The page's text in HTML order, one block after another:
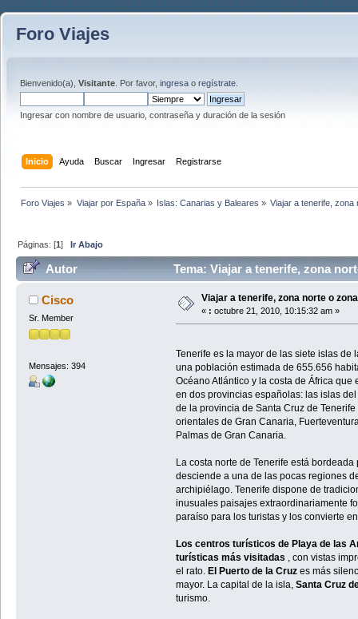
Foro Viajes
Bienvenido(a), Visitante . Por favor, ingresa o regístrate
Ingresar con nombre de usuario, contraseña y duración de la sesión
Inicio Ayuda Buscar Ingresar Registrarse
Foro Viajes » Viajar por España» Islas: Canarias y Baleares » Viajar a tenerife, zona
Páginas: [1]Ir Abajo
Autor Tema: Viajar a tenerife, zona
Cisco
Sr. Member
Mensajes: 394
Viajar a tenerife, zona norte o
« : octubre 21, 2010, 10:15:32 am »
Tenerife es la mayor de las siete islas de
una población estimada de 655.656
Océano Atlántico y la costa de África
en dos provincias españolas: las islas
de la provincia de Santa Cruz de
orientales de Gran Canaria,
Palmas de Gran Canaria.
La costa norte de Tenerife está
desciende a una de las pocas regiones
archipiélago. Tenerife dispone de
inusuales paisajes extraordinariamente
paraíso para los turistas y los convierte
Los centros turísticos de Playa de las
turísticas más visitadas , con vistas
el rato. El Puerto de la Cruzes más
mayor. La capital de la isla, Santa Cruz
turismo.